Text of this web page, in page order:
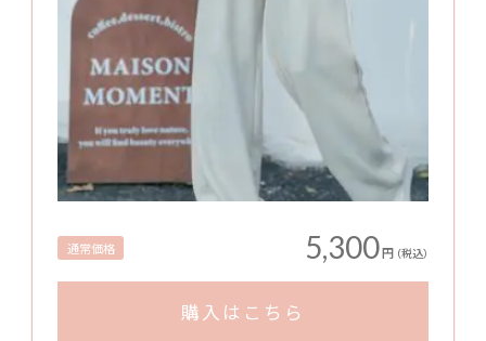
通常価格 5,300円 （税込）
購入はこちら